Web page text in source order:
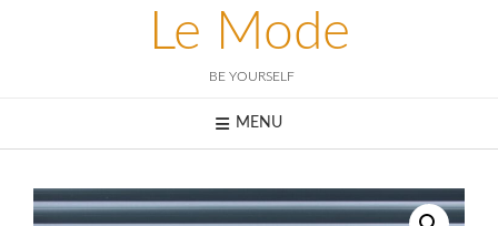
Le Mode
BE YOURSELF
MENU